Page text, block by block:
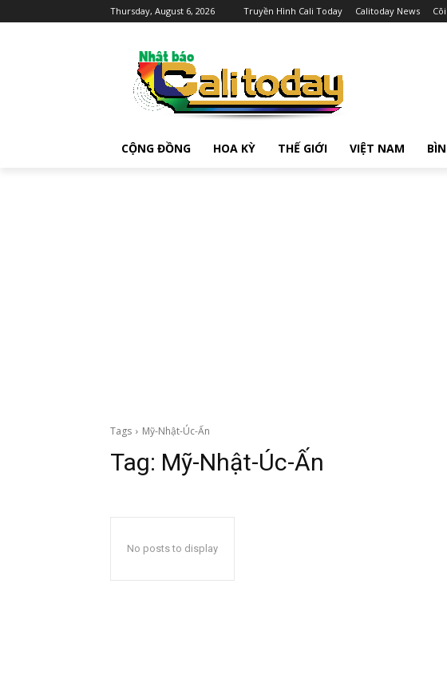
Thursday, August 6, 2026 Truyền Hình Cali Today Calitoday News
CỘNG ĐỒNG HOA KỲ THẾ GIỚI VIỆT NAM
Tags Mỹ-Nhật-Úc-Ấn
Tag: Mỹ-Nhật-Úc-Ấn
No posts to display